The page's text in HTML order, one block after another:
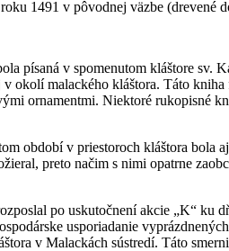
1491 v pôvodnej väzbe (drevené
písaná v spomenutom kláštore sv.
okolí malackého kláštora. Táto
ornamentmi. Niektoré rukopisné
období v priestoroch kláštora bola aj
preto načim s nimi opatrne
po uskutočnení akcie „K“ ku
usporiadanie
v Malackách sústredí. Táto